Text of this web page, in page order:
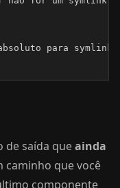
para
de saída queainda
caminho que você
componente